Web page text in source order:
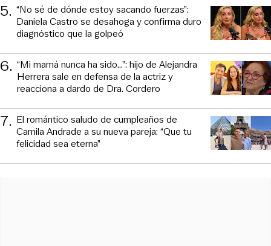
5. “No sé de dónde estoy sacando fuerzas”:
Daniela Castro se desahoga y confirma duro
diagnóstico que la golpeó
6. “Mi mamá nunca ha sido...”: hijo de Alejandra
Herrera sale en defensa de la actriz y
reacciona a dardo de Dra. Cordero
7. El romántico saludo de cumpleaños de
Camila Andrade a su nueva pareja: “Que tu
felicidad sea eterna”